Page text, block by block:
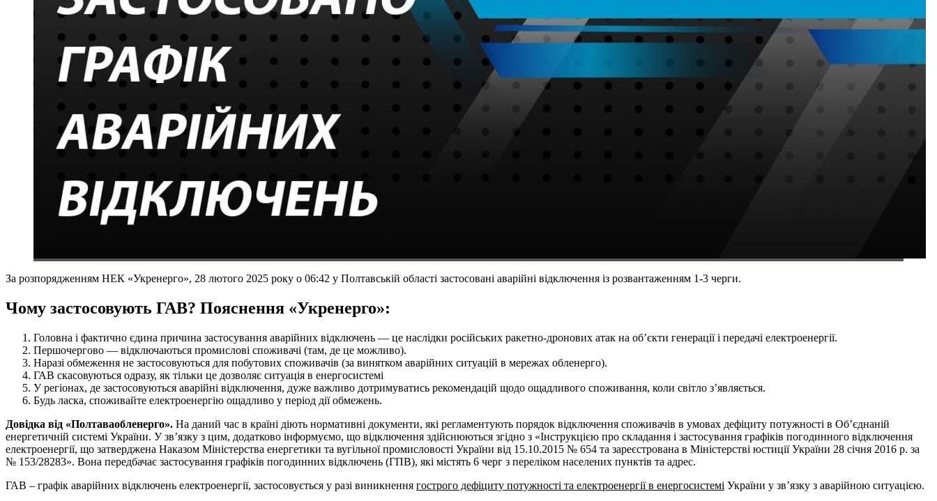
За розпорядженням НЕК «Укренерго», 28 лютого 2025 року о 06:42 у Полтавській області застосовані аварійні відключення із розвантаженням 1-3 черги.
Чому застосовують ГАВ? Пояснення «Укренерго»:
Головна і фактично єдина причина застосування аварійних відключень — це наслідки російських ракетно-дронових атак на об’єкти генерації і передачі електроенергії.
Першочергово — відключаються промислові споживачі (там, де це можливо).
Наразі обмеження не застосовуються для побутових споживачів (за винятком аварійних ситуацій в мережах обленерго).
ГАВ скасовуються одразу, як тільки це дозволяє ситуація в енергосистемі
У регіонах, де застосовуються аварійні відключення, дуже важливо дотримуватись рекомендацій щодо ощадливого споживання, коли світло з’являється.
Будь ласка, споживайте електроенергію ощадливо у період дії обмежень.
Довідка від «Полтаваобленерго». На даний час в країні діють нормативні документи, які регламентують порядок відключення споживачів в умовах дефіциту потужності в Об’єднаній
енергетичній системі України. У зв’язку з цим, додатково інформуємо, що відключення здійснюються згідно з «Інструкцією про складання і застосування графіків погодинного відключення
електроенергії, що затверджена Наказом Міністерства енергетики та вугільної промисловості України від 15.10.2015 № 654 та зареєстрована в Міністерстві юстиції України 28 січня 2016 р. за
№ 153/28283». Вона передбачає застосування графіків погодинних відключень (ГПВ), які містять 6 черг з переліком населених пунктів та адрес.
ГАВ – графік аварійних відключень електроенергії, застосовується у разі виникнення гострого дефіциту потужності та електроенергії в енергосистемі України у зв’язку з аварійною ситуацією.